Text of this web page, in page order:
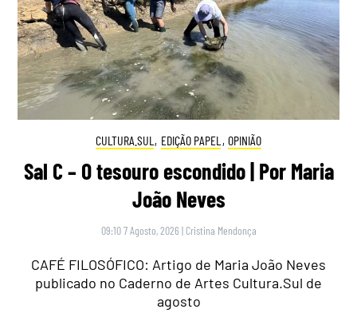
CULTURA.SUL , EDIÇÃO PAPEL , OPINIÃO
Sal C – O tesouro escondido | Por Maria
João Neves
09:10 7 Agosto, 2026 | Cristina Mendonça
CAFÉ FILOSÓFICO: Artigo de Maria João Neves
publicado no Caderno de Artes Cultura.Sul de
agosto